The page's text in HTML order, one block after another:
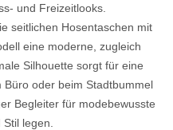
und Freizeitlooks.
seitlichen Hosentaschen mit
eine moderne, zugleich
Silhouette sorgt für eine
oder beim Stadtbummel
Begleiter für modebewusste
legen.